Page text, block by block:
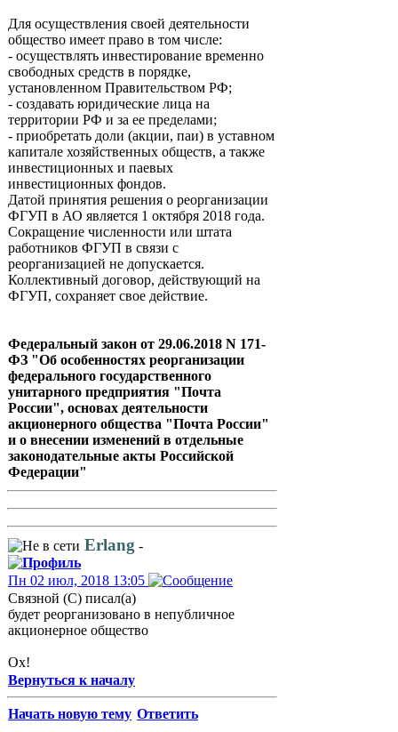
Для осуществления своей деятельности
общество имеет право в том числе:
- осуществлять инвестирование временно
свободных средств в порядке,
установленном Правительством РФ;
- создавать юридические лица на
территории РФ и за ее пределами;
- приобретать доли (акции, паи) в уставном
капитале хозяйственных обществ, а также
инвестиционных и паевых
инвестиционных фондов.
Датой принятия решения о реорганизации
ФГУП в АО является 1 октября 2018 года.
Сокращение численности или штата
работников ФГУП в связи с
реорганизацией не допускается.
Коллективный договор, действующий на
ФГУП, сохраняет свое действие.
Федеральный закон от 29.06.2018 N 171-
ФЗ "Об особенностях реорганизации
федерального государственного
унитарного предприятия "Почта
России", основах деятельности
акционерного общества "Почта России"
и о внесении изменений в отдельные
законодательные акты Российской
Федерации"
Erlang -
Пн 02 июл, 2018 13:05
Связной (С) писал(а)
будет реорганизовано в непубличное
акционерное общество
Ох!
Вернуться к началу
Начать новую тему Ответить